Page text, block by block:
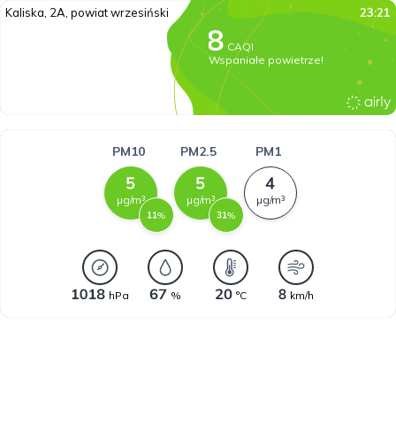
Kaliska, 2A, powiat wrzesiński 23:21
CAQI
Wspaniałe powietrze!
PM10
µg/m³
%
PM2.5
µg/m³
%
PM1
µg/m³
hPa % °C km/h